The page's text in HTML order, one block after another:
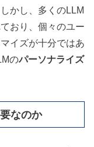
かし、多くのLLM
おり、個々のユー
イズが十分ではあ
のパーソナライズ
なのか